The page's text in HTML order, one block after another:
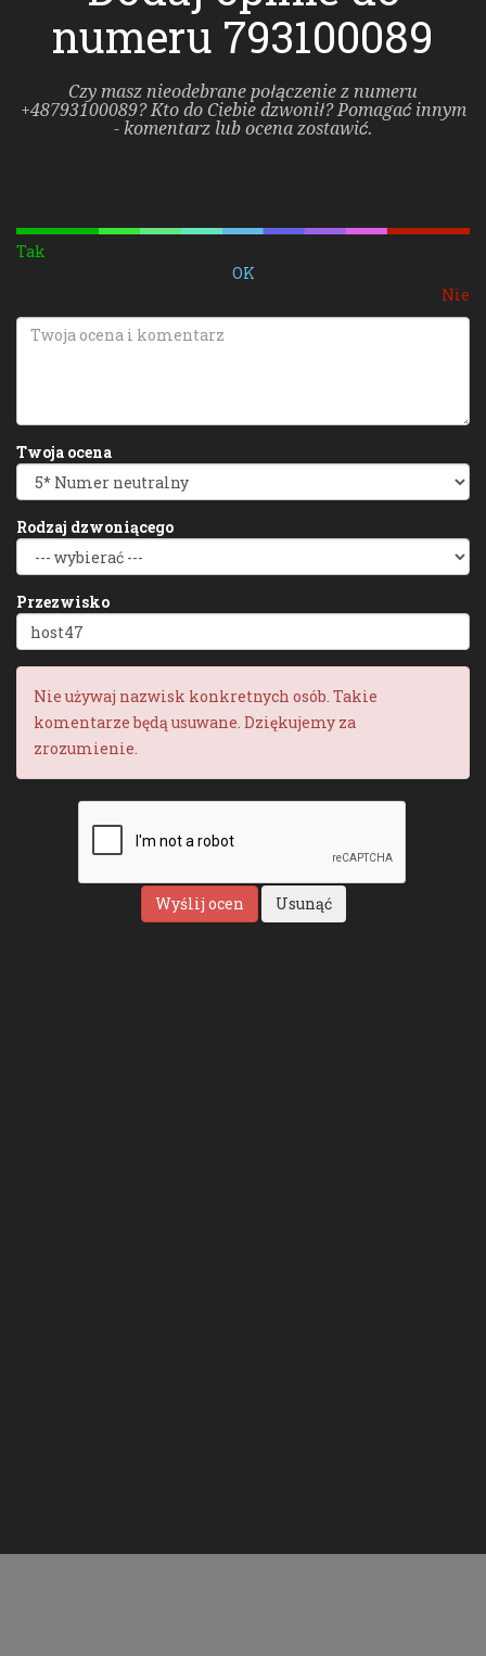
numeru 793100089
Czy masz nieodebrane połączenie z numeru
+48793100089? Kto do Ciebie dzwonił? Pomagać innym
- komentarz lub ocena zostawić.
Tak
OK
Nie
Twoja ocena
Rodzaj dzwoniącego
Przezwisko
Nie używaj nazwisk konkretnych osób. Takie
komentarze będą usuwane. Dziękujemy za
zrozumienie.
Wyślij ocen Usunąć